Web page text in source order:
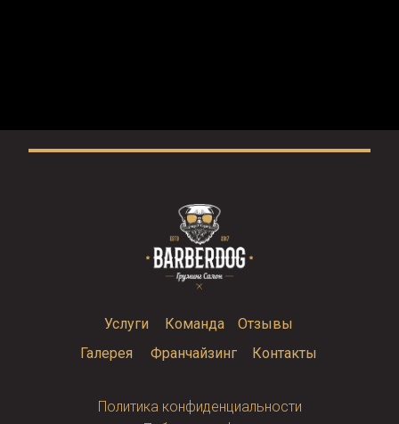
Услуги Команда
Отзывы
Галерея
Франчайзинг Контакты
Политика конфиденциальности